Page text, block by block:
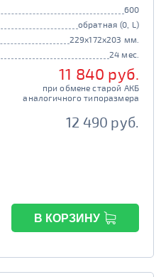
600
обратная (0, L)
229x172x203 мм.
24 мес.
11 840 руб.
при обмене старой АКБ
аналогичного типоразмера
12 490 руб.
В КОРЗИНУ